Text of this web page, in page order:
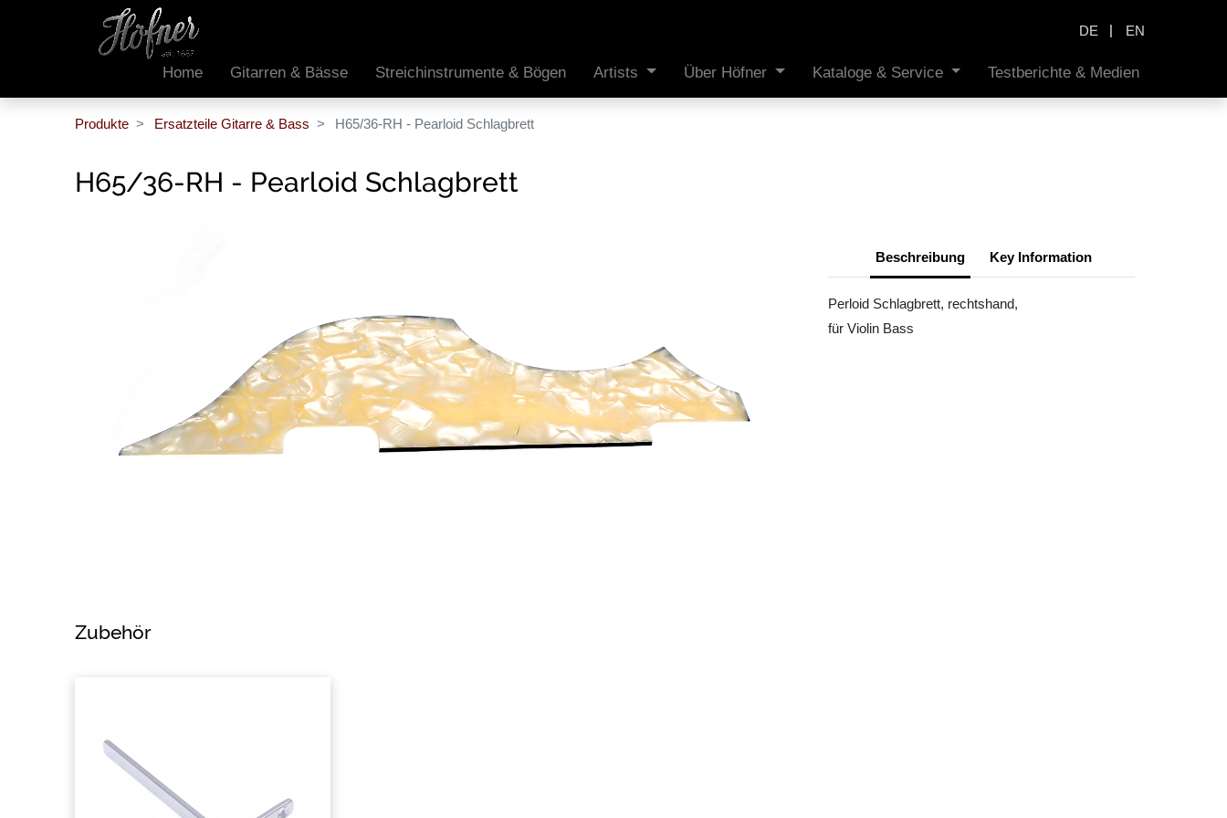
DE | EN
Home Gitarren & Bässe Streichinstrumente & Bögen Artists Über Höfner Kataloge & Service Testberichte & Medien
Produkte Ersatzteile Gitarre & Bass H65/36-RH - Pearloid Schlagbrett
H65/36-RH - Pearloid Schlagbrett
Beschreibung Key Information
Perloid Schlagbrett, rechtshand,
für Violin Bass
Zubehör